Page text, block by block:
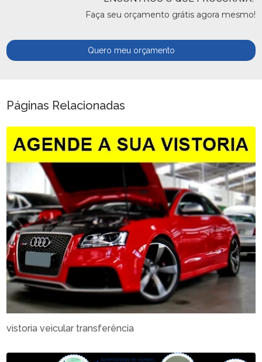
Faça seu orçamento grátis agora mesmo!
Quero meu orçamento
Páginas Relacionadas
vistoria veicular transferência